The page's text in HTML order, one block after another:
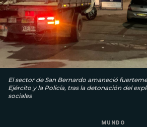
El sector de San Bernardo amaneció
Ejército y la Policía, tras la detonación del
sociales
MUNDO